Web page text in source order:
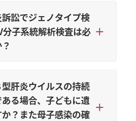
訴訟でジェノタイプ検
子系統解析検査は必
肝炎ウイルスの持続
る場合、子どもに遺
？また母子感染の確